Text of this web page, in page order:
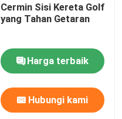
Cermin Sisi Kereta Golf
yang Tahan Getaran
Harga terbaik
Hubungi kami